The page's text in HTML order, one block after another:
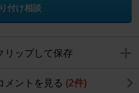
付け相談
リップして保存
メントを見る (2件)